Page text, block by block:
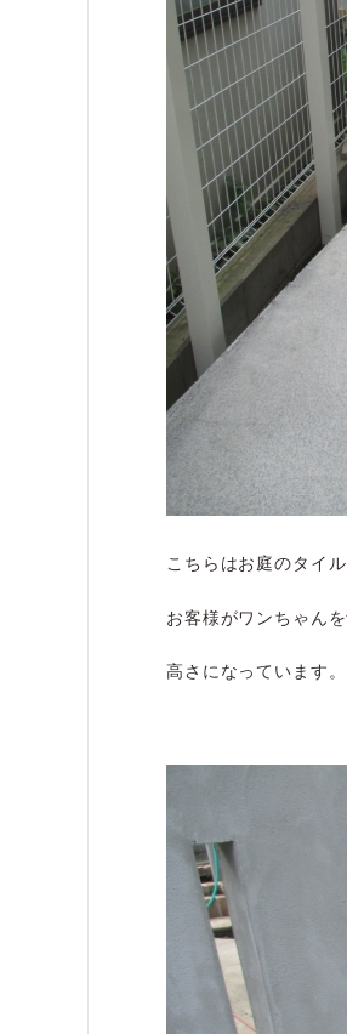
こちらはお庭のタイ
お客様がワンちゃん
高さになっています。